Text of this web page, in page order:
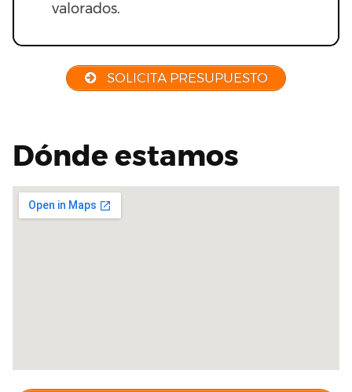
valorados.
SOLICITA PRESUPUESTO
Dónde estamos